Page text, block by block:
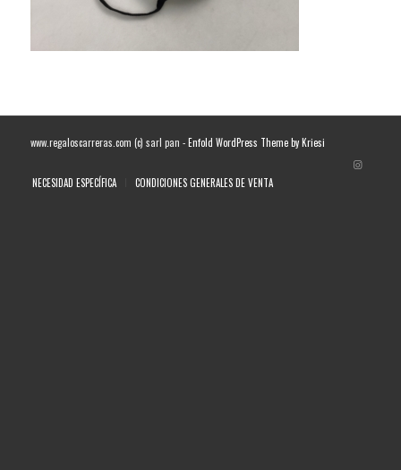
www.regaloscarreras.com (c) sarl pan -Enfold WordPress Theme by Kriesi
NECESIDAD ESPECÍFICA CONDICIONES GENERALES DE VENTA